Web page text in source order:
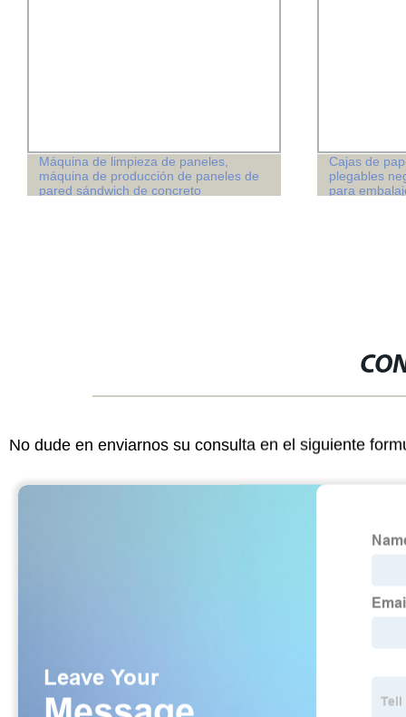
Máquina de limpieza de paneles,
máquina de producción de paneles de
pared sándwich de concreto
Cajas de
plegables
para
No dude en enviarnos su consulta en el siguiente